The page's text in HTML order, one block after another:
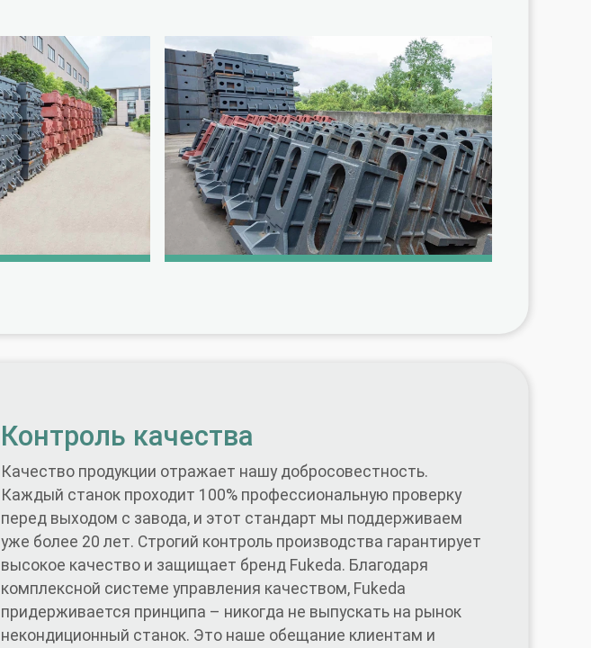
Контроль качества
Качество продукции отражает нашу добросовестность.
Каждый станок проходит 100% профессиональную проверку
перед выходом с завода, и этот стандарт мы поддерживаем
уже более 20 лет. Строгий контроль производства гарантирует
высокое качество и защищает бренд Fukeda. Благодаря
комплексной системе управления качеством, Fukeda
придерживается принципа – никогда не выпускать на рынок
некондиционный станок. Это наше обещание клиентам и